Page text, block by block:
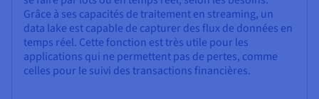
Grâce à ses capacités de traitement en streaming, un
data lake est capable de capturer des flux de données en
temps réel. Cette fonction est très utile pour les
applications qui ne permettent pas de pertes, comme
celles pour le suivi des transactions financières.